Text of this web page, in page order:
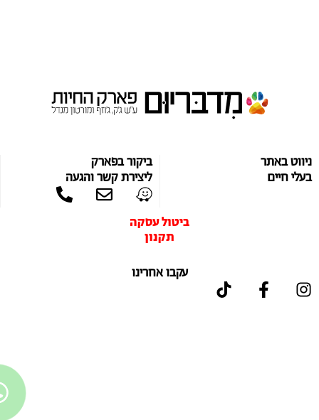
באתר
ביקור בפארק
חיים
ליצירת קשר והגעה
ביטול עסקה
תקנון
עקבו אחרינו